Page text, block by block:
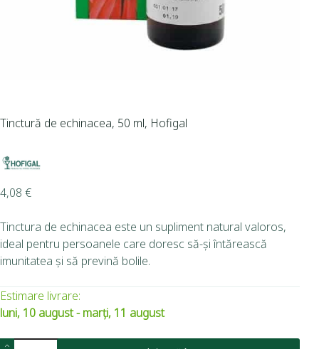
Tinctură de echinacea, 50 ml, Hofigal
4,08 €
Tinctura de echinacea este un supliment natural valoros,
ideal pentru persoanele care doresc să-și întărească
imunitatea și să prevină bolile.
Estimare livrare:
luni, 10 august - marți, 11 august